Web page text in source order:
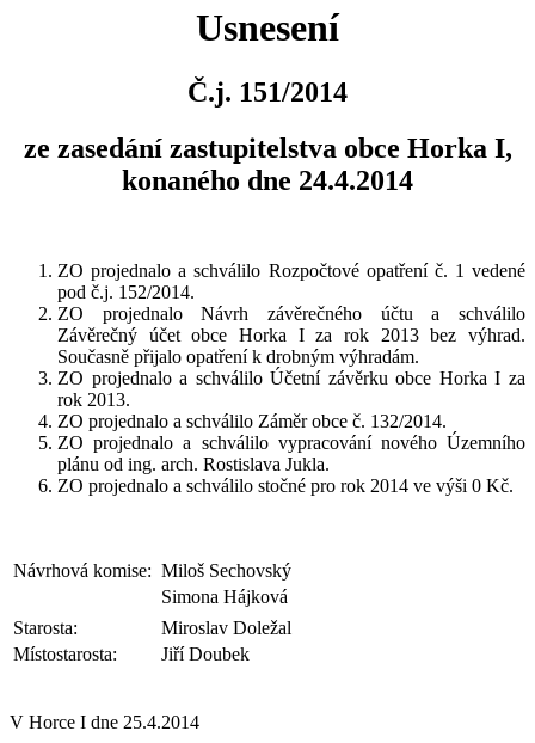
Usnesení
Č.j. 151/2014
ze zasedání zastupitelstva obce Horka I,
konaného dne 24.4.2014
ZO projednalo a schválilo Rozpočtové opatření č. 1 vedené
pod č.j. 152/2014.
ZO projednalo Návrh závěrečného účtu a schválilo
Závěrečný účet obce Horka I za rok 2013 bez výhrad.
Současně přijalo opatření k drobným výhradám.
ZO projednalo a schválilo Účetní závěrku obce Horka I za
rok 2013.
ZO projednalo a schválilo Záměr obce č. 132/2014.
ZO projednalo a schválilo vypracování nového Územního
plánu od ing. arch. Rostislava Jukla.
ZO projednalo a schválilo stočné pro rok 2014 ve výši 0 Kč.
Návrhová komise: Miloš Sechovský
Simona Hájková
Starosta:
Miroslav Doležal
Místostarosta:
Jiří Doubek
V Horce I dne 25.4.2014